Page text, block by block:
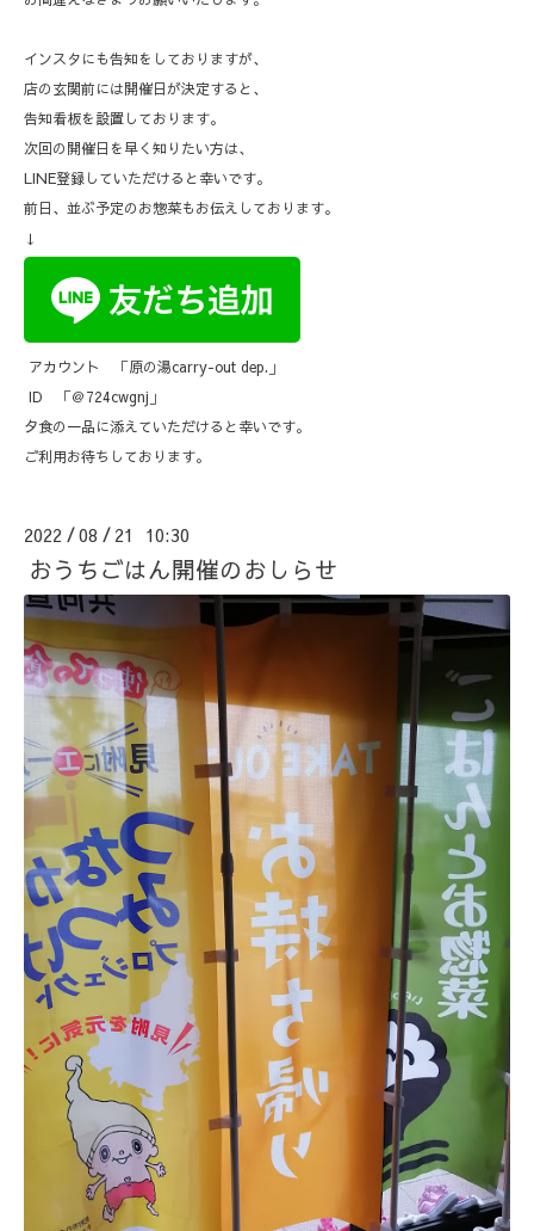
インスタにも告知をしておりますが、
店の玄関前には開催日が決定すると、
告知看板を設置しております。
次回の開催日を早く知りたい方は、
LINE登録していただけると幸いです。
前日、並ぶ予定のお惣菜もお伝えしております。
↓
アカウント 「原の湯carry-out dep.」
ID 「＠724cwgnj」
夕食の一品に添えていただけると幸いです。
ご利用お待ちしております。
2022 /08 / 21 10:30
おうちごはん開催のおしらせ